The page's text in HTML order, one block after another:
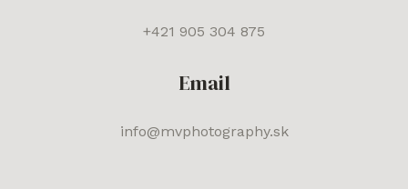
+421 905 304 875
Email
info@mvphotography.sk